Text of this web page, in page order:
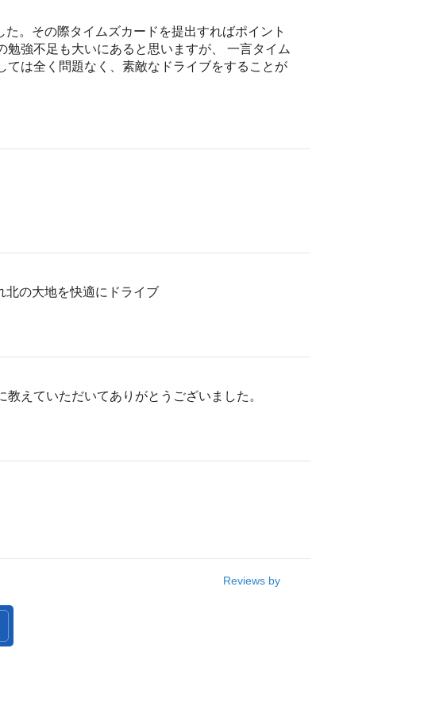
。その際タイムズカードを提出すればポイント
強不足も大いにあると思いますが、 一言タイム
は全く問題なく、素敵なドライブをすることが
北の大地を快適にドライブ
えていただいてありがとうございました。
Reviews by